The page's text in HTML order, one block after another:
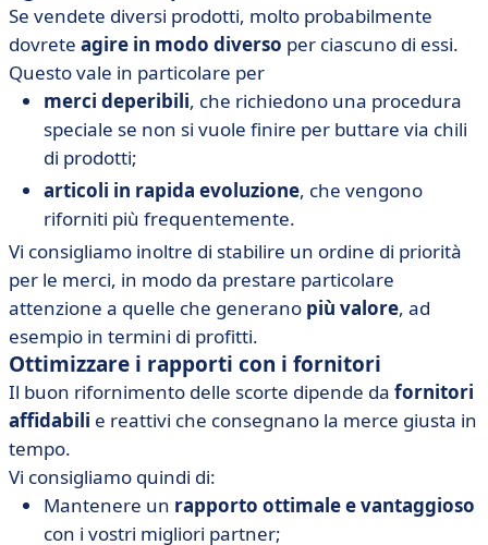
Se vendete diversi prodotti, molto probabilmente
dovrete agire in modo diverso per ciascuno di essi.
Questo vale in particolare per
merci deperibili, che richiedono una procedura
speciale se non si vuole finire per buttare via chili
di prodotti;
articoli in rapida evoluzione, che vengono
riforniti più frequentemente.
Vi consigliamo inoltre di stabilire un ordine di priorità
per le merci, in modo da prestare particolare
attenzione a quelle che generano più valore, ad
esempio in termini di profitti.
Ottimizzare i rapporti con i fornitori
Il buon rifornimento delle scorte dipende da fornitori
affidabili e reattivi che consegnano la merce giusta in
tempo.
Vi consigliamo quindi di:
Mantenere un rapporto ottimale e vantaggioso
con i vostri migliori partner;